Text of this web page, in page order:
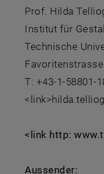
Prof. Hilda
Institut für
Technische
T: +43-1-58801-
<link http:
Aussender: